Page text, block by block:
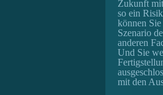
Zukunft
so ein
können
Szenario
anderen
Und Sie
mit den